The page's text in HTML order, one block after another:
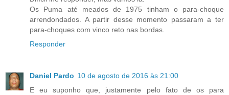
Os Puma até meados de 1975 tinham o para-choque
arrendondados. A partir desse momento passaram a ter
para-choques com vinco reto nas bordas.
Responder
Daniel Pardo 10 de agosto de 2016 às 21:00
E eu suponho que, justamente pelo fato de os para